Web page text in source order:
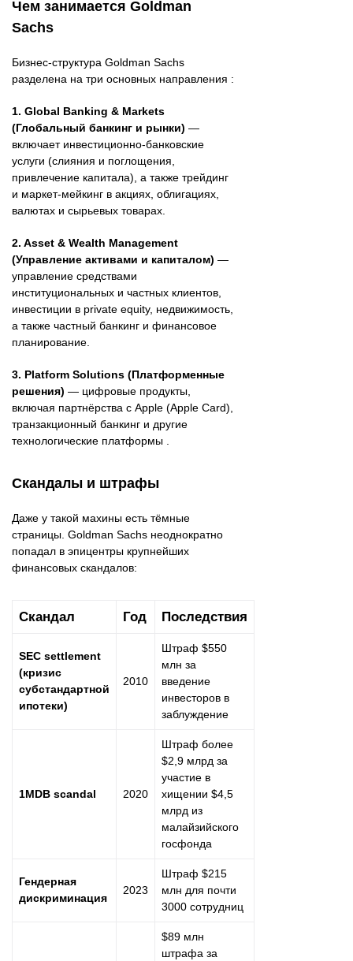
Чем занимается Goldman
Sachs
Бизнес-структура Goldman Sachs
разделена на три основных направления :
1. Global Banking & Markets
(Глобальный банкинг и рынки) —
включает инвестиционно-банковские
услуги (слияния и поглощения,
привлечение капитала), а также трейдинг
и маркет-мейкинг в акциях, облигациях,
валютах и сырьевых товарах.
2. Asset & Wealth Management
(Управление активами и капиталом) —
управление средствами
институциональных и частных клиентов,
инвестиции в private equity, недвижимость,
а также частный банкинг и финансовое
планирование.
3. Platform Solutions (Платформенные
решения) — цифровые продукты,
включая партнёрства с Apple (Apple Card),
транзакционный банкинг и другие
технологические платформы .
Скандалы и штрафы
Даже у такой махины есть тёмные
страницы. Goldman Sachs неоднократно
попадал в эпицентры крупнейших
финансовых скандалов:
Скандал Год Последствия
SEC settlement
(кризис
субстандартной
ипотеки)
2010
Штраф $550
млн за
введение
инвесторов в
заблуждение
1MDB scandal 2020
Штраф более
$2,9 млрд за
участие в
хищении $4,5
млрд из
малайзийского
госфонда
Гендерная
дискриминация
2023
Штраф $215
млн для почти
3000 сотрудниц
$89 млн
штрафа за